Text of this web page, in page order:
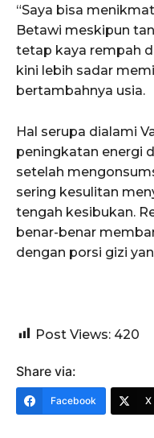
“Saya bisa
Betawi meskipun
tetap kaya rempah
kini lebih sadar
bertambahnya usia.
Hal serupa dialami
peningkatan energi
setelah
sering kesulitan
tengah kesibukan.
benar-benar
dengan porsi gizi
Post Views: 420
Share via:
Facebook X